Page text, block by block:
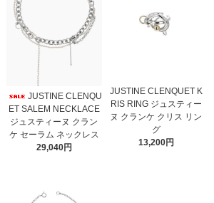
JUSTINE CLENQU
ET SALEM NECKLACE
ジュスティーヌ クラン
ケ セーラム ネックレス
29,040円
JUSTINE CLENQUET K
RIS RING ジュスティー
ヌ クランケ クリス リン
グ
13,200円